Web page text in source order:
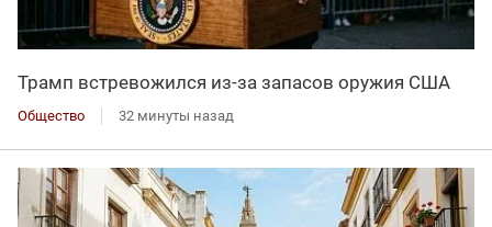
Трамп встревожился из-за запасов оружия США
Общество 32 минуты назад